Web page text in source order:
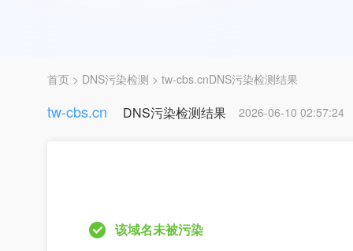
首页 > DNS污染检测 > tw-cbs.cnDNS污染检测结果
tw-cbs.cn DNS污染检测结果 2026-06-10 02:57:24
该域名未被污染